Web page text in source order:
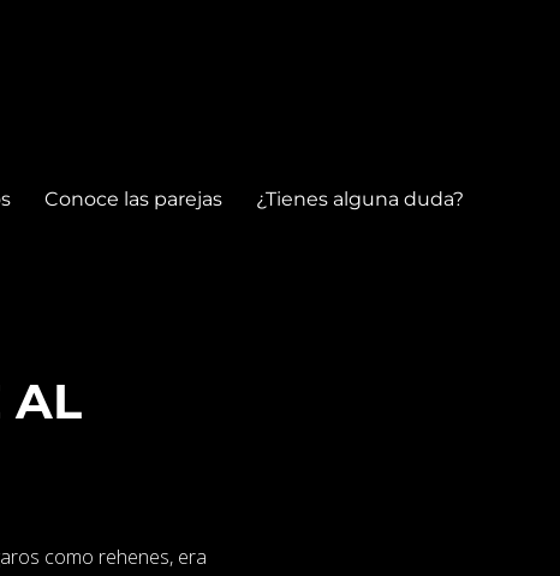
Conoce las parejas ¿Tienes alguna duda?
AL
como rehenes, era